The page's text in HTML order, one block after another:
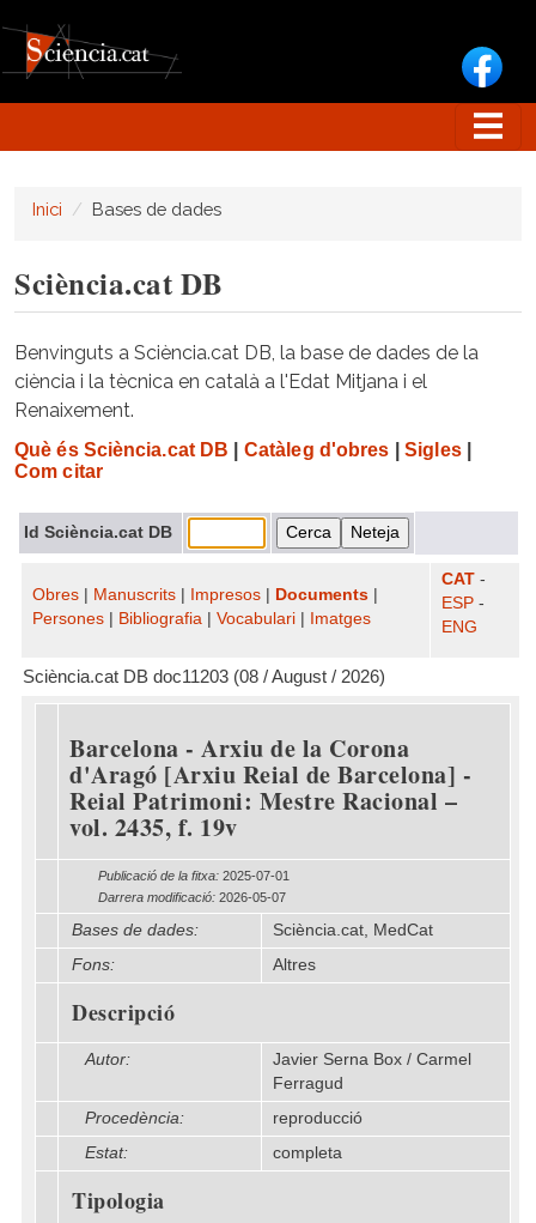
Inici Bases de dades
Sciència.cat DB
Benvinguts a Sciència.cat DB, la base de dades de la
ciència i la tècnica en català a l'Edat Mitjana i el
Renaixement.
Què és Sciència.cat DB Catàleg d'obres Sigles|
Com citar
Id Sciència.cat DB
Obres Manuscrits Impresos Documents
Persones
Bibliografia Vocabulari Imatges
CAT -
ESP -
ENG
Sciència.cat DB doc11203 (08 / August / 2026)
Barcelona - Arxiu de la Corona
d'Aragó [Arxiu Reial de Barcelona] -
Reial Patrimoni: Mestre Racional –
vol. 2435, f. 19v
Publicació de la fitxa: 2025-07-01
Darrera modificació: 2026-05-07
Bases de dades:
Sciència.cat, MedCat
Fons:
Altres
Descripció
Autor:
Javier Serna Box / Carmel
Ferragud
Procedència:
reproducció
Estat:
completa
Tipologia